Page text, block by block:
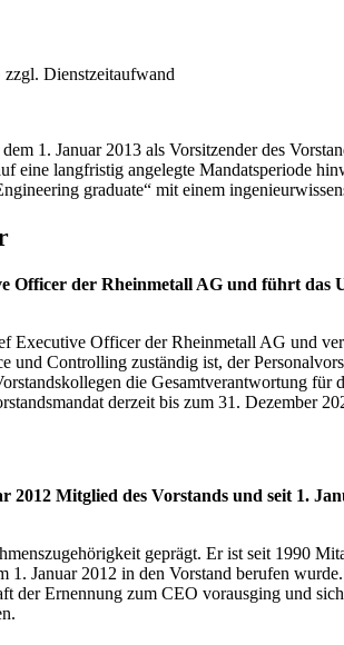
Dienstzeitaufwand
1. Januar 2013 als Vorsitzender des
eine langfristig angelegte Mandatsperiode
graduate“ mit einem
der Rheinmetall AG und führt das
Executive Officer der Rheinmetall AG und
Controlling zuständig ist, der
die Gesamtverantwortung
derzeit bis zum 31. Dezember
Mitglied des Vorstands und seit 1.
geprägt. Er ist seit 1990
Januar 2012 in den Vorstand berufen
Ernennung zum CEO vorausging und